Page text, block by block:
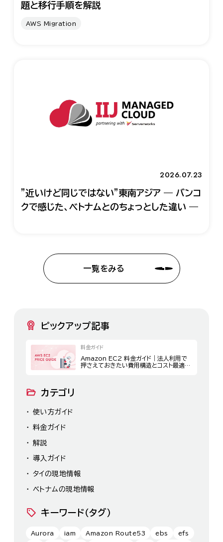
題と移行手順を解説
AWS Migration
2026.07.23
"近いけど同じではない"東南アジア ― バンコ
クで感じた、ベトナムとのちょっとした違い ―
一覧をみる
ピックアップ記事
料金ガイド
Amazon EC2 料金ガイド｜法人利用で
押さえておきたい費用構造とコスト最適化
カテゴリ
使い方ガイド
料金ガイド
解説
導入ガイド
タイの現地情報
ベトナムの現地情報
キーワード（タグ）
Aurora iam Amazon Route53 ebs efs